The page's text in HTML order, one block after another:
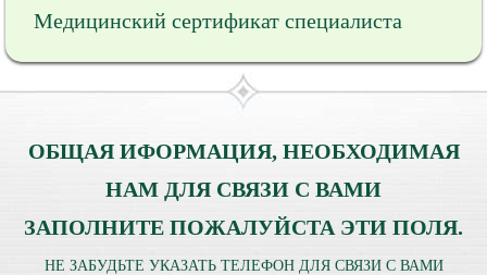
Медицинский сертификат специалиста
ОБЩАЯ ИФОРМАЦИЯ, НЕОБХОДИМАЯ
НАМ ДЛЯ СВЯЗИ С ВАМИ
ЗАПОЛНИТЕ ПОЖАЛУЙСТА ЭТИ ПОЛЯ.
НЕ ЗАБУДЬТЕ УКАЗАТЬ ТЕЛЕФОН ДЛЯ СВЯЗИ С ВАМИ